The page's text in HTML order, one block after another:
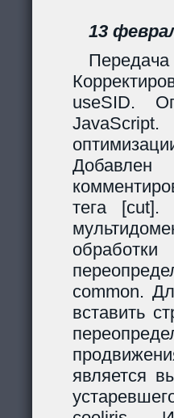
13
useSID.
тега [cut].
common.
вставить
является